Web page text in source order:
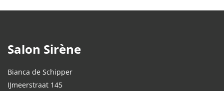
Salon Sirène
Bianca de Schipper
IJmeerstraat 145